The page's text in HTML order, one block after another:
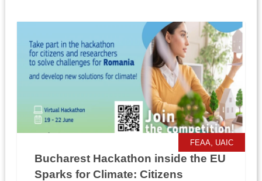
FEAA UAIC
Bucharest Hackathon inside the EU
Sparks for Climate: Citizens